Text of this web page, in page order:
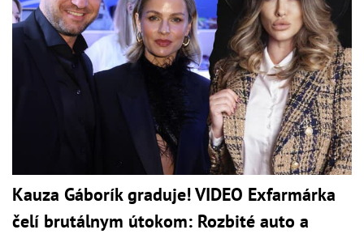
Kauza Gáborík graduje! VIDEO Exfarmárka
čelí brutálnym útokom: Rozbité auto a